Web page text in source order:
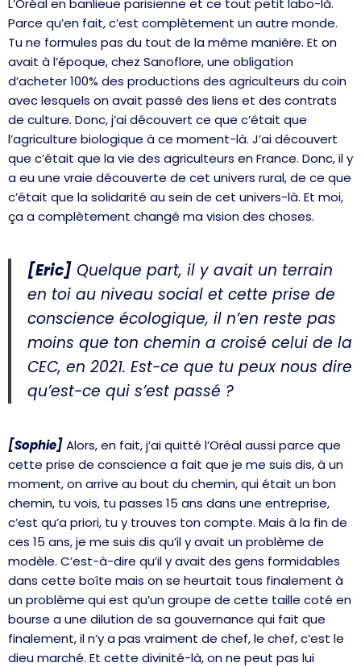
Parce qu’en fait, c’est complètement un autre monde.
Tu ne formules pas du tout de la même manière. Et on
avait à l’époque, chez Sanoflore, une obligation
d’acheter 100% des productions des agriculteurs du coin
avec lesquels on avait passé des liens et des contrats
de culture. Donc, j’ai découvert ce que c’était que
l’agriculture biologique à ce moment-là. J’ai découvert
que c’était que la vie des agriculteurs en France. Donc, il y
a eu une vraie découverte de cet univers rural, de ce que
c’était que la solidarité au sein de cet univers-là. Et moi,
ça a complètement changé ma vision des choses.
[Eric] Quelque part, il y avait un terrain
en toi au niveau social et cette prise de
conscience écologique, il n’en reste pas
moins que ton chemin a croisé celui de la
CEC, en 2021. Est-ce que tu peux nous dire
qu’est-ce qui s’est passé ?
[Sophie]Alors, en fait, j’ai quitté l’Oréal aussi parce que
cette prise de conscience a fait que je me suis dis, à un
moment, on arrive au bout du chemin, qui était un bon
chemin, tu vois, tu passes 15 ans dans une entreprise,
c’est qu’a priori, tu y trouves ton compte. Mais à la fin de
ces 15 ans, je me suis dis qu’il y avait un problème de
modèle. C’est-à-dire qu’il y avait des gens formidables
dans cette boîte mais on se heurtait tous finalement à
un problème qui est qu’un groupe de cette taille coté en
bourse a une dilution de sa gouvernance qui fait que
finalement, il n’y a pas vraiment de chef, le chef, c’est le
dieu marché. Et cette divinité-là, on ne peut pas lui